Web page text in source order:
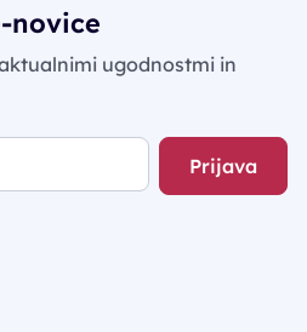
novice
ugodnostmi in
Prijava